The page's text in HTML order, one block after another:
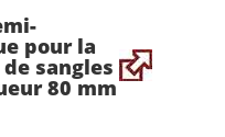
pour la
sangles
80 mm